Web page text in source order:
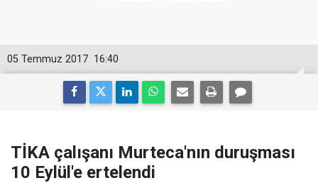
16:40
05 Temmuz 2017
TİKA çalışanı Murteca'nın duruşması
10 Eylül'e ertelendi